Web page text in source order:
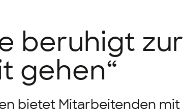
beruhigt zur
gehen“
bietet Mitarbeitenden mit